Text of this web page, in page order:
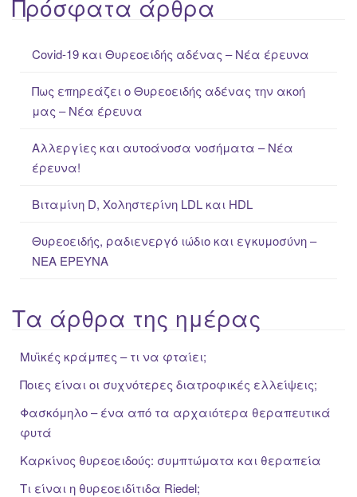
rΠρόσφατα άρθρα
Covid-19 και Θυρεοειδής αδένας – Νέα έρευνα
Πως επηρεάζει ο Θυρεοειδής αδένας την ακοή
μας – Νέα έρευνα
Αλλεργίες και αυτοάνοσα νοσήματα – Νέα
έρευνα!
Βιταμίνη D, Χοληστερίνη LDL και HDL
Θυρεοειδής, ραδιενεργό ιώδιο και εγκυμοσύνη –
ΝΕΑ ΈΡΕΥΝΑ
Τα άρθρα της ημέρας
Μυϊκές κράμπες – τι να φταίει;
Ποιες είναι οι συχνότερες διατροφικές ελλείψεις;
Φασκόμηλο – ένα από τα αρχαιότερα θεραπευτικά
φυτά
Καρκίνος θυρεοειδούς: συμπτώματα και θεραπεία
Τι είναι η θυρεοειδίτιδα Riedel;